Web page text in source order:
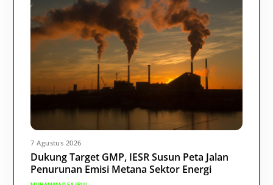
7 Agustus 2026
Dukung Target GMP, IESR Susun Peta Jalan
Penurunan Emisi Metana Sektor Energi